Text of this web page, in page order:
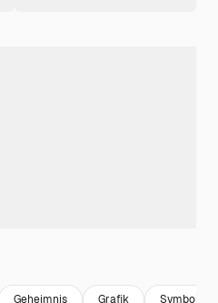
Geheimnis Grafik Symbol